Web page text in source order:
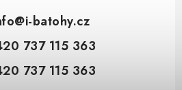
@i-batohy.cz
737 115 363
737 115 363